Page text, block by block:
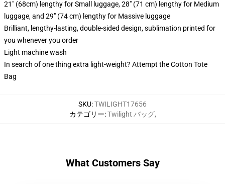
21" (68cm) lengthy for Small luggage, 28" (71 cm) lengthy for Medium
luggage, and 29" (74 cm) lengthy for Massive luggage
Brilliant, lengthy-lasting, double-sided design, sublimation printed for
you whenever you order
Light machine wash
In search of one thing extra light-weight? Attempt the Cotton Tote
Bag
SKU:TWILIGHT17656
カテゴリー:Twilight バッグ,
What Customers Say